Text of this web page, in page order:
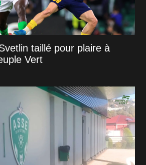
taillé pour plaire à
Vert